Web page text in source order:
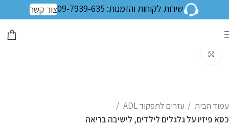
שירות לקוחות והזמנות: 09-7939-635 צור קשר
עמוד הבית
עזרים לתפקוד ADL
כסא פיזיו על גלגלים לילדים, לישיבה בריאה